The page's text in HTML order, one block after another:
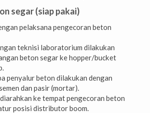
segar (siap pakai)
pelaksana pengecoran beton
teknisi laboratorium dilakukan
beton segar ke hopper/bucket
penyalur beton dilakukan dengan
dan pasir (mortar).
ke tempat pengecoran beton
posisi distributor boom.